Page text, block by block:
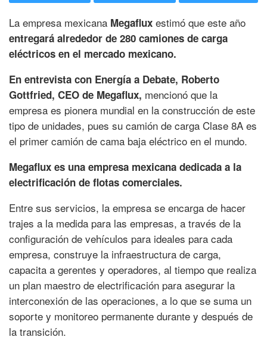
La empresa mexicana Megaflux estimó que este año
entregará alrededor de 280 camiones de carga
eléctricos en el mercado mexicano.
En entrevista con Energía a Debate, Roberto
Gottfried, CEO de Megaflux, mencionó que la
empresa es pionera mundial en la construcción de este
tipo de unidades, pues su camión de carga Clase 8A es
el primer camión de cama baja eléctrico en el mundo.
Megaflux es una empresa mexicana dedicada a la
electrificación de flotas comerciales.
Entre sus servicios, la empresa se encarga de hacer
trajes a la medida para las empresas, a través de la
configuración de vehículos para ideales para cada
empresa, construye la infraestructura de carga,
capacita a gerentes y operadores, al tiempo que realiza
un plan maestro de electrificación para asegurar la
interconexión de las operaciones, a lo que se suma un
soporte y monitoreo permanente durante y después de
la transición.